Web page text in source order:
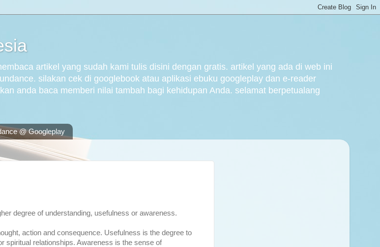
artikel yang sudah kami tulis disini dengan gratis. artikel yang ada di web ini
silakan cek di googlebook atau aplikasi ebuku googleplay dan e-reader
anda baca memberi nilai tambah bagi kehidupan Anda. selamat berpetualang
@ Googleplay
degree of understanding, usefulness or awareness.
action and consequence. Usefulness is the degree to
spiritual relationships. Awareness is the sense of